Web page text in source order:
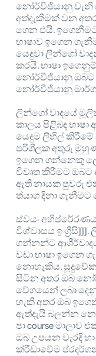
නෝර්වීජියානු වැනි
අත්දැකීමක් වන
ගෙන එයි.
භාෂාව ඉගෙන
යෙදුවා ලින්ගෝ
කරයි. භාෂා
නෝර්වීජියානු
නෝර්වීජියානු
ලින්ගෝ වාදයේ
කාලය පිළිබඳ භාෂා
යෙදුම ලිහිල්
පරිශීලක අතුරු
ඉගෙන ගන්නෙකු
විවෘත කිරීමට ඔබට
ඇති නායක පුවරු
ත්යාග දිනා
ස්වයං
විශ්වාසය
ගන්නන්ට
වඩා භාෂා ඉගෙන
නොහැකිය.
සිටින අතර ඔබ
වේගයෙන් ලබා
හැකි අතර ඔබ
ඇත්දැයි බලන්න
පා course
ඔබ උපයන වැරදි
ක්රීඩාවේම